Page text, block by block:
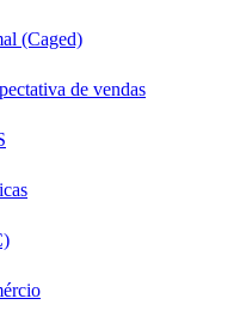
(Caged)
de vendas